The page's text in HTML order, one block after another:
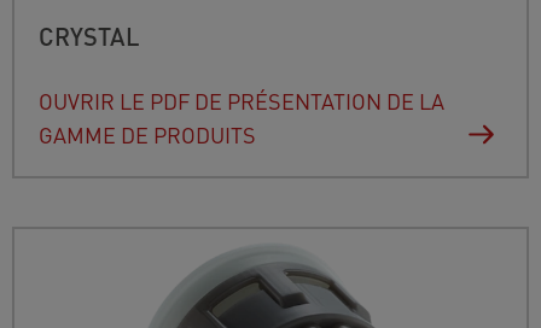
CRYSTAL
OUVRIR LE PDF DE PRÉSENTATION DE LA
GAMME DE PRODUITS